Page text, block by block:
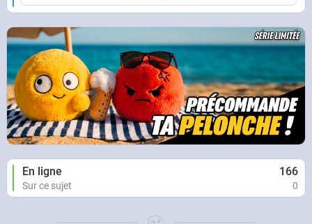
En ligne 166
Sur ce sujet 0